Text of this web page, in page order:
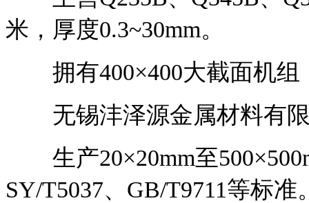
米，厚度0.3~30mm。
拥有400×400大截面机组
无锡沣泽源金属材料有
生产20×20mm至
SY/T5037、GB/T9711等标准